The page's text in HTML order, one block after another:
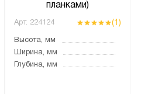
планками)
Арт. 224124 (1)
Высота, мм
Ширина, мм
Глубина, мм